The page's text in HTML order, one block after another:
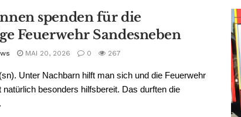
spenden für die
Feuerwehr Sandesneben
MAI 20, 2026 0 267
Unter Nachbarn hilft man sich und die Feuerwehr
natürlich besonders hilfsbereit. Das durften die